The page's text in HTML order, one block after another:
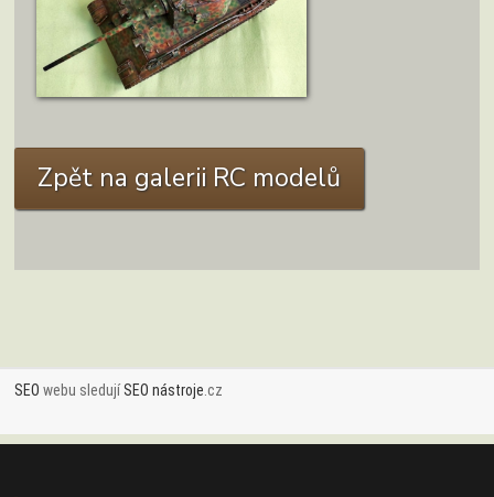
ZOBRAZIT DETAIL
Zpět na galerii RC modelů
SEO webu sledujíSEO nástroje .cz